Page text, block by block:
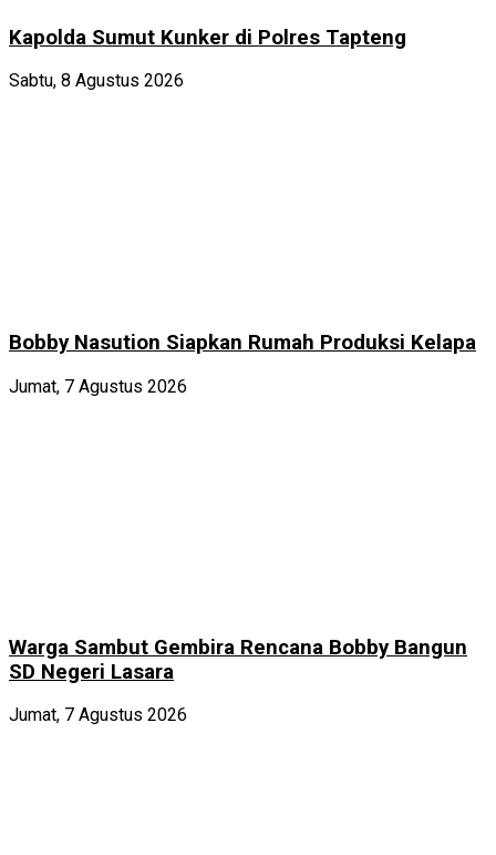
Kapolda Sumut Kunker di Polres Tapteng
Sabtu, 8 Agustus 2026
Bobby Nasution Siapkan Rumah Produksi Kelapa
Jumat, 7 Agustus 2026
Warga Sambut Gembira Rencana Bobby Bangun
SD Negeri Lasara
Jumat, 7 Agustus 2026